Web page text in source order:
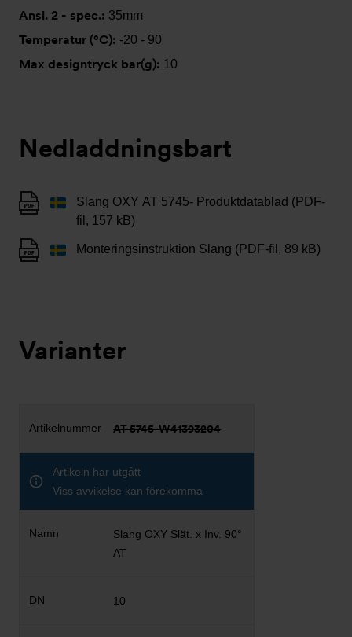
Ansl. 2 - spec.: 35mm
Temperatur (°C): -20 - 90
Max designtryck bar(g): 10
Nedladdningsbart
Slang OXY AT 5745- Produktdatablad (PDF-
fil, 157 kB)
Monteringsinstruktion Slang (PDF-fil, 89 kB)
Varianter
AT 5745-W41393204
Artikeln har utgått
Viss avvikelse kan förekomma
Slang OXY Slät. x Inv. 90°
AT
10